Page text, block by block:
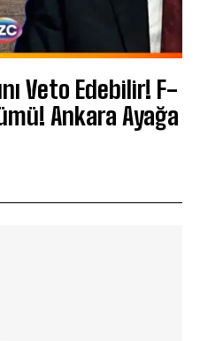
Veto Edebilir! F-
Ankara Ayağa